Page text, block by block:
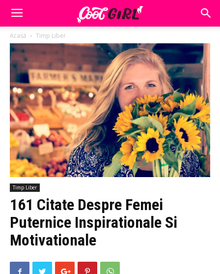
Acasă Timp Liber
Timp Liber
161 Citate Despre Femei
Puternice Inspirationale Si
Motivationale